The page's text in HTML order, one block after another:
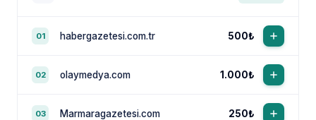
01 habergazetesi.com.tr 500₺
02 olaymedya.com 1.000₺
03 Marmaragazetesi.com 250₺